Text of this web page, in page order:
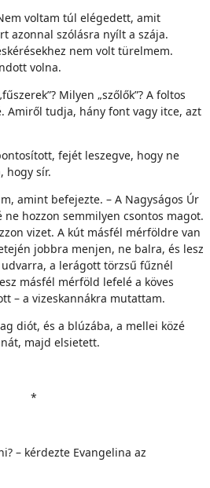
voltam túl elégedett, amit
azonnal szólásra nyílt a szája.
nem volt türelmem.
volna.
Milyen „szőlők”? A foltos
Amiről tudja, hány font vagy itce, azt
fejét leszegve, hogy ne
hogy sír.
amint befejezte. – A Nagyságos Úr
hozzon semmilyen csontos magot.
vizet. A kút másfél mérföldre van
jobbra menjen, ne balra, és lesz
a lerágott törzsű fűznél
másfél mérföld lefelé a köves
– a vizeskannákra mutattam.
diót, és a blúzába, a mellei közé
majd elsietett.
*
– kérdezte Evangelina az